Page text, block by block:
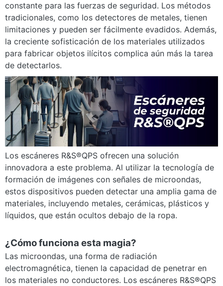
constante para las fuerzas de seguridad. Los métodos
tradicionales, como los detectores de metales, tienen
limitaciones y pueden ser fácilmente evadidos. Además,
la creciente sofisticación de los materiales utilizados
para fabricar objetos ilícitos complica aún más la tarea
de detectarlos.
Los escáneres R&S®QPS ofrecen una solución
innovadora a este problema. Al utilizar la tecnología de
formación de imágenes con señales de microondas,
estos dispositivos pueden detectar una amplia gama de
materiales, incluyendo metales, cerámicas, plásticos y
líquidos, que están ocultos debajo de la ropa.
¿Cómo funciona esta magia?
Las microondas, una forma de radiación
electromagnética, tienen la capacidad de penetrar en
los materiales no conductores. Los escáneres R&S®QPS